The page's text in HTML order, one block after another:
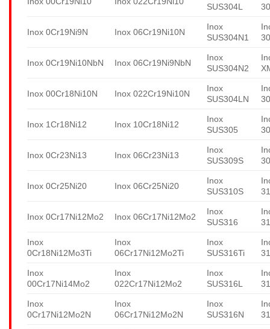
SUS304L
Inox 0Cr19Ni9N Inox 06Cr19Ni10N
Inox
SUS304N1
Inox 0Cr19Ni10NbN Inox 06Cr19Ni9NbN
Inox
SUS304N2
Inox 00Cr18Ni10N Inox 022Cr19Ni10N
Inox
SUS304LN
Inox 1Cr18Ni12 Inox 10Cr18Ni12
Inox
SUS305
Inox 0Cr23Ni13 Inox 06Cr23Ni13
Inox
SUS309S
Inox 0Cr25Ni20 Inox 06Cr25Ni20
Inox
SUS310S
Inox 0Cr17Ni12Mo2 Inox 06Cr17Ni12Mo2
Inox
SUS316
Inox
0Cr18Ni12Mo3Ti
Inox
06Cr17Ni12Mo2Ti
Inox
SUS316Ti
Inox
00Cr17Ni14Mo2
Inox
022Cr17Ni12Mo2
Inox
SUS316L
Inox
0Cr17Ni12Mo2N
Inox
06Cr17Ni12Mo2N
Inox
SUS316N